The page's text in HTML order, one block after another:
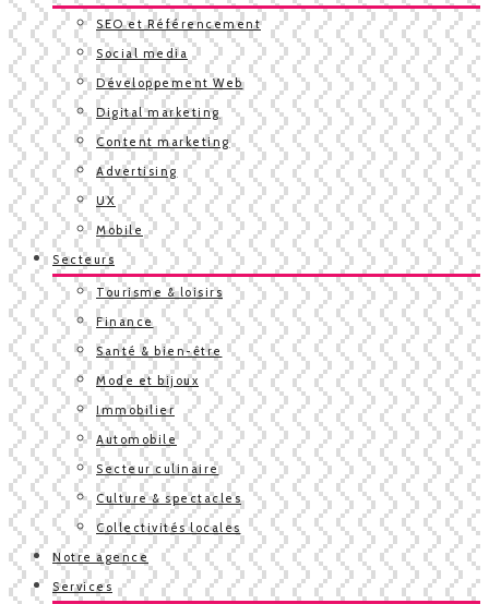
SEO et Référencement
Social media
Développement Web
Digital marketing
Content marketing
Advertising
UX
Mobile
Secteurs
Tourisme & loisirs
Finance
Santé & bien-être
Mode et bijoux
Immobilier
Automobile
Secteur culinaire
Culture & spectacles
Collectivités locales
Notre agence
Services